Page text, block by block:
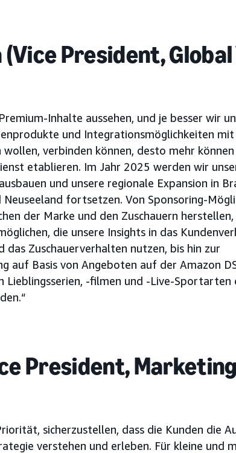
President,
Inhalte aussehen, und je besser wir
und Integrationsmöglichkeiten mit
wollen, verbinden können, desto mehr
etablieren. Im Jahr 2025 werden wir
und unsere regionale Expansion in
Neuseeland fortsetzen. Von Sponsoring-
der Marke und den Zuschauern
die unsere Insights in das
das Zuschauerverhalten nutzen, bis hin zur
auf Basis von Angeboten auf der Amazon
-filmen und -Live-Sportarten
President,
sicherzustellen, dass die Kunden die
verstehen und erleben. Für kleine und